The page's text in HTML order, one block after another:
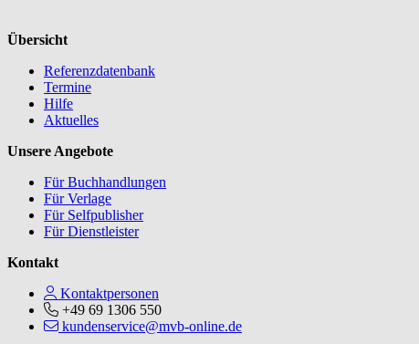
Übersicht
Referenzdatenbank
Termine
Hilfe
Aktuelles
Unsere Angebote
Für Buchhandlungen
Für Verlage
Für Selfpublisher
Für Dienstleister
Kontakt
Kontaktpersonen
+49 69 1306 550
kundenservice@mvb-online.de